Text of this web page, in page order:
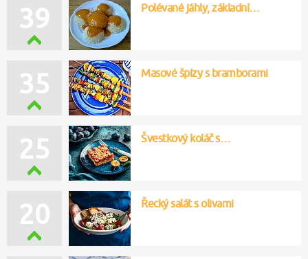
39 Polévané jáhly, základní…
35 Masové špízy s bramborami
25 Švestkový koláč s…
20 Řecký salát s olivami